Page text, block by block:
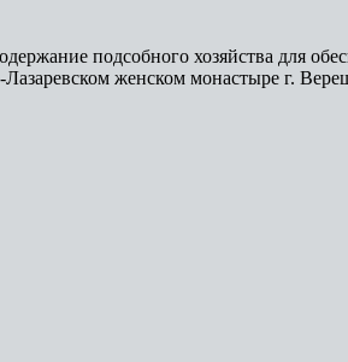
подсобного хозяйства для
женском монастыре г.